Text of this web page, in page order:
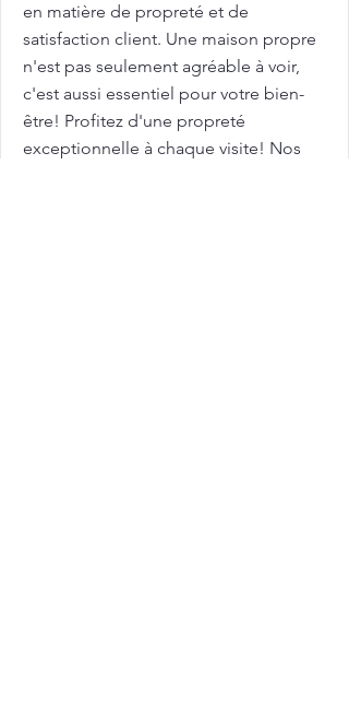
en matière de propreté et de
satisfaction client. Une maison propre
n'est pas seulement agréable à voir,
c'est aussi essentiel pour votre bien-
être! Profitez d'une propreté
exceptionnelle à chaque visite! Nos